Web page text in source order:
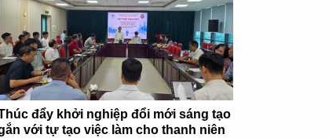
đẩy khởi nghiệp đổi mới sáng tạo
với tự tạo việc làm cho thanh niên